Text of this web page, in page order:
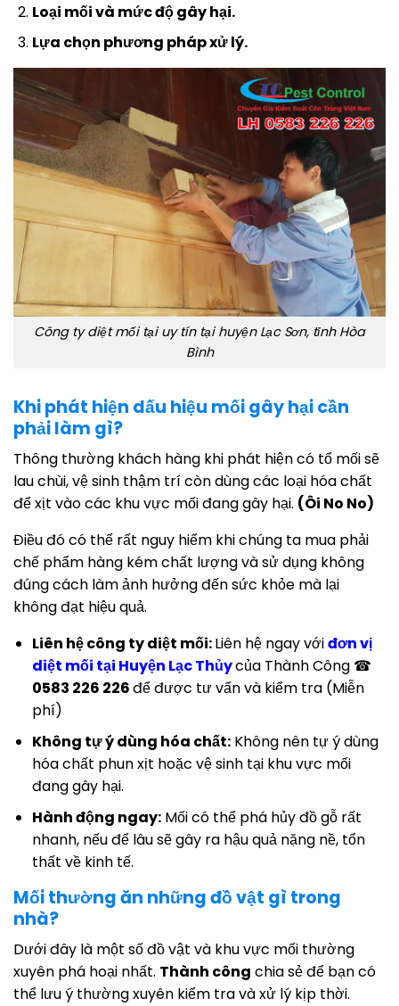
Loại mối và mức độ gây hại.
Lựa chọn phương pháp xử lý.
Công ty diệt mối tại uy tín tại huyện Lạc Sơn, tỉnh Hòa
Bình
Khi phát hiện dấu hiệu mối gây hại cần
phải làm gì?
Thông thường khách hàng khi phát hiện có tổ mối sẽ
lau chùi, vệ sinh thậm trí còn dùng các loại hóa chất
để xịt vào các khu vực mối đang gây hại. (Ôi No No)
Điều đó có thể rất nguy hiểm khi chúng ta mua phải
chế phẩm hàng kém chất lượng và sử dụng không
đúng cách làm ảnh hưởng đến sức khỏe mà lại
không đạt hiệu quả.
Liên hệ công ty diệt mối:Liên hệ ngay vớiđơn vị
diệt mối tại Huyện Lạc Thủycủa Thành Công ☎
0583 226 226để được tư vấn và kiểm tra (Miễn
phí)
Không tự ý dùng hóa chất:Không nên tự ý dùng
hóa chất phun xịt hoặc vệ sinh tại khu vực mối
đang gây hại.
Hành động ngay:Mối có thể phá hủy đồ gỗ rất
nhanh, nếu để lâu sẽ gây ra hậu quả nặng nề, tổn
thất về kinh tế.
Mối thường ăn những đồ vật gì trong
nhà?
Dưới đây là một số đồ vật và khu vực mối thường
xuyên phá hoại nhất. Thành công chia sẻ để bạn có
thể lưu ý thường xuyên kiểm tra và xử lý kịp thời.